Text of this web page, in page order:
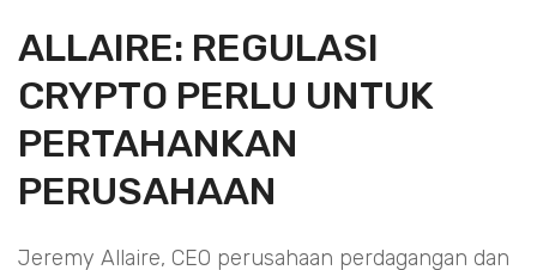
ALLAIRE: REGULASI
CRYPTO PERLU UNTUK
PERTAHANKAN
PERUSAHAAN
Jeremy Allaire, CEO perusahaan perdagangan dan